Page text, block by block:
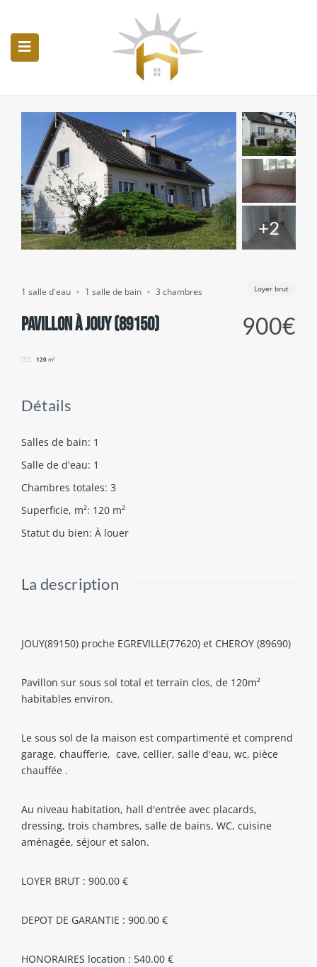
Nos services
Huissiers de justice
+2
1 salle d'eau 1 salle de bain 3 chambres
Pavillon à JOUY (89150)
120 m²
900€
Loyer brut
Détails
Salles de bain: 1
Salle de d'eau: 1
Chambres totales: 3
Superficie, m²: 120 m²
Statut du bien: À louer
La description
JOUY(89150) proche EGREVILLE(77620) et CHEROY (89690)
Pavillon sur sous sol total et terrain clos, de 120m²
habitables environ.
Le sous sol de la maison est compartimenté et comprend
garage, chaufferie, cave, cellier, salle d'eau, wc, pièce
chauffée .
Au niveau habitation, hall d'entrée avec placards,
dressing, trois chambres, salle de bains, WC, cuisine
aménagée, séjour et salon.
LOYER BRUT : 900.00 €
DEPOT DE GARANTIE : 900.00 €
HONORAIRES location : 540.00 €